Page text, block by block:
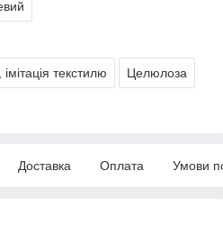
текстилю Целюлоза
Доставка Оплата Умови